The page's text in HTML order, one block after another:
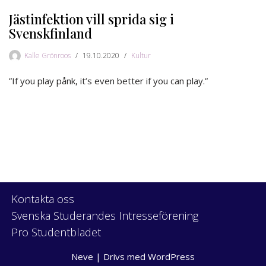
Jästinfektion vill sprida sig i
Svenskfinland
Kalle Grönroos 19.10.2020 Kultur
”If you play pånk, it’s even better if you can play.”
Kontakta oss
Svenska Studerandes Intresseförening
Pro Studentbladet
Neve | Drivs med WordPress